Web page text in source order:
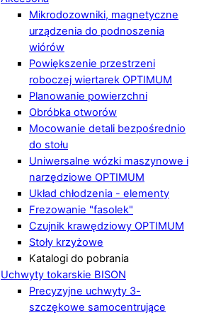
Mikrodozowniki, magnetyczne
urządzenia do podnoszenia
wiórów
Powiększenie przestrzeni
roboczej wiertarek OPTIMUM
Planowanie powierzchni
Obróbka otworów
Mocowanie detali bezpośrednio
do stołu
Uniwersalne wózki maszynowe i
narzędziowe OPTIMUM
Układ chłodzenia - elementy
Frezowanie "fasolek"
Czujnik krawędziowy OPTIMUM
Stoły krzyżowe
Katalogi do pobrania
Uchwyty tokarskie BISON
Precyzyjne uchwyty 3-
szczękowe samocentrujące